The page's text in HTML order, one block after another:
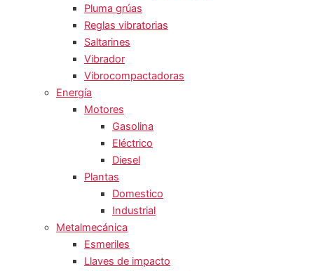
Pluma grúas
Reglas vibratorias
Saltarines
Vibrador
Vibrocompactadoras
Energía
Motores
Gasolina
Eléctrico
Diesel
Plantas
Domestico
Industrial
Metalmecánica
Esmeriles
Llaves de impacto